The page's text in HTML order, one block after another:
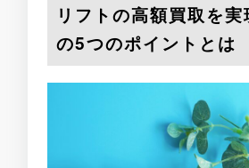
リフトの高額買取を
の5つのポイントとは